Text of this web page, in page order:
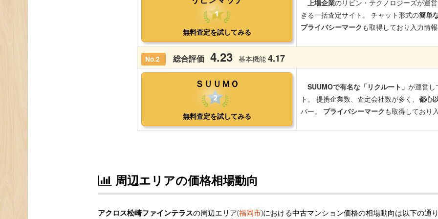
周辺エリアの価格相場動向
アクロス松崎ファインテラスの周辺エリア(福岡市)における中古マンション価格の相場動向は以下の通